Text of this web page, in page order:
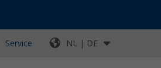
Service NL | DE